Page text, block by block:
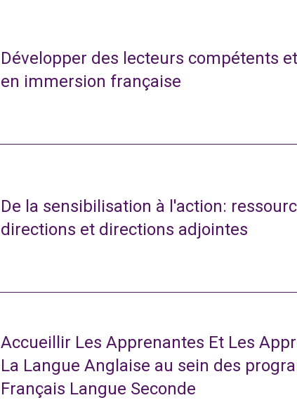
Développer des lecteurs compétents
en immersion française
De la sensibilisation à l'action:
directions et directions adjointes
Accueillir Les Apprenantes Et Les
La Langue Anglaise au sein des
Français Langue Seconde